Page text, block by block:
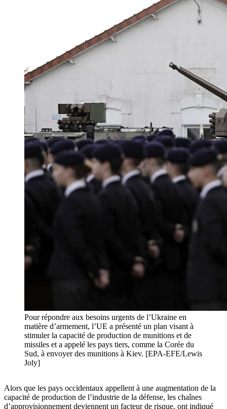
Pour répondre aux besoins urgents de l’Ukraine en
matière d’armement, l’UE a présenté un plan visant à
stimuler la capacité de production de munitions et de
missiles et a appelé les pays tiers, comme la Corée du
Sud, à envoyer des munitions à Kiev. [EPA-EFE/Lewis
Joly]
Alors que les pays occidentaux appellent à une augmentation de la
capacité de production de l’industrie de la défense, les chaînes
d’approvisionnement deviennent un facteur de risque, ont indiqué